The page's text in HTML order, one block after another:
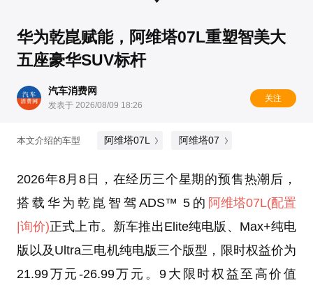
华为乾崑赋能，阿维塔07L重塑智美大
五座豪华SUV标杆
汽车消费网
发表于 2026/08/09 18:26
关注
本文介绍的车型 阿维塔07L 阿维塔07
2026年8月8日，在经历三个星期的预售热潮后，
搭载华为乾崑智驾ADS™ 5的 阿维塔07L(配置
|询价)正式上市。新车推出Elite纯电版、Max+纯电
版以及Ultra三电机纯电版三个版型，限时权益价为
21.99万元-26.99万元。9大限时权益至高价值